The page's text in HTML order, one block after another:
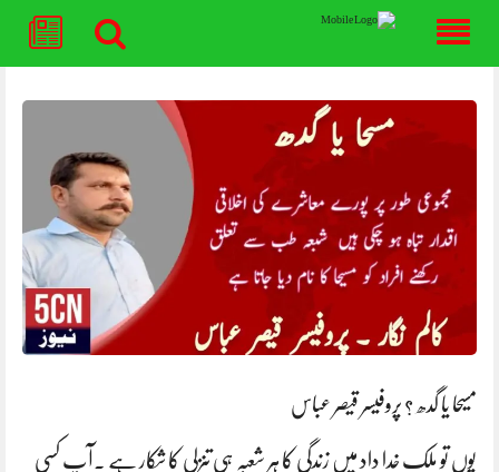
content
مسیحا یا گدھ ؟ پروفیسر قیصر عباس
یوں تو ملک خدا داد میں زندگی کا ہر شعبہ ہی تنزلی کا شکار ہے ۔آپ کسی